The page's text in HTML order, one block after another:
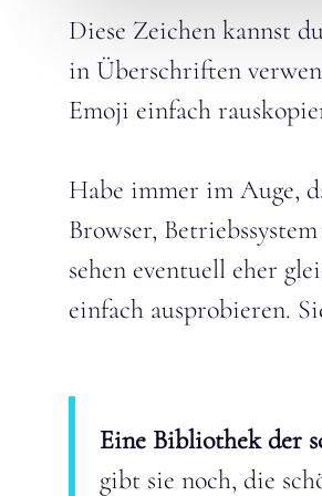
Diese Zeichen kannst
in Überschriften
Emoji einfach
Habe immer im Auge,
Browser,
sehen eventuell eher
einfach ausprobieren.
Eine Bibliothek der
gibt sie noch, die